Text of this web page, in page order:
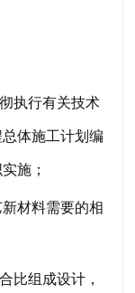
执行有关技术
体施工计划编
施；
材料需要的相
比组成设计，